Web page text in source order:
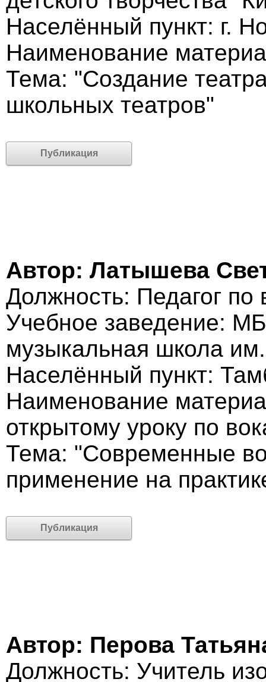
Населённый пункт: г.
Наименование
Тема: "Создание
школьных театров"
Публикация
Автор: Латышева
Должность: Педагог по
Учебное заведение:
музыкальная школа
Населённый пункт:
Наименование
открытому уроку по
Тема: "Современные
применение на
Публикация
Автор: Перова
Должность: Учитель